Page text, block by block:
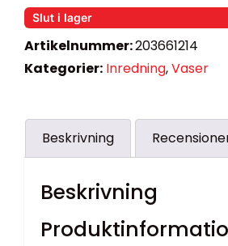
Slut i lager
Artikelnummer:203661214
Kategorier: Inredning,Vaser
Beskrivning
Beskrivning